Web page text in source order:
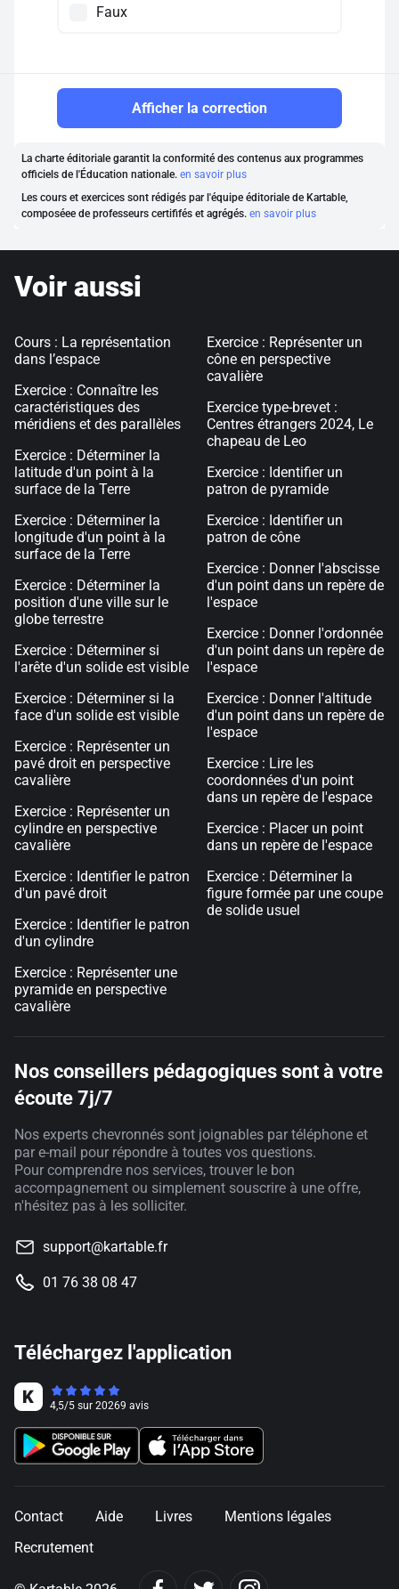
Faux
Afficher la correction
La charte éditoriale garantit la conformité des contenus aux programmes
officiels de l'Éducation nationale. en savoir plus
Les cours et exercices sont rédigés par l'équipe éditoriale de Kartable,
composéee de professeurs certififés et agrégés. en savoir plus
Voir aussi
Cours : La représentation
dans l’espace
Exercice : Connaître les
caractéristiques des
méridiens et des parallèles
Exercice : Déterminer la
latitude d'un point à la
surface de la Terre
Exercice : Déterminer la
longitude d'un point à la
surface de la Terre
Exercice : Déterminer la
position d'une ville sur le
globe terrestre
Exercice : Déterminer si
l'arête d'un solide est visible
Exercice : Déterminer si la
face d'un solide est visible
Exercice : Représenter un
pavé droit en perspective
cavalière
Exercice : Représenter un
cylindre en perspective
cavalière
Exercice : Identifier le patron
d'un pavé droit
Exercice : Identifier le patron
d'un cylindre
Exercice : Représenter une
pyramide en perspective
cavalière
Exercice : Représenter un
cône en perspective
cavalière
Exercice type-brevet :
Centres étrangers 2024, Le
chapeau de Leo
Exercice : Identifier un
patron de pyramide
Exercice : Identifier un
patron de cône
Exercice : Donner l'abscisse
d'un point dans un repère de
l'espace
Exercice : Donner l'ordonnée
d'un point dans un repère de
l'espace
Exercice : Donner l'altitude
d'un point dans un repère de
l'espace
Exercice : Lire les
coordonnées d'un point
dans un repère de l'espace
Exercice : Placer un point
dans un repère de l'espace
Exercice : Déterminer la
figure formée par une coupe
de solide usuel
Nos conseillers pédagogiques sont à votre
écoute 7j/7
Nos experts chevronnés sont joignables par téléphone et
par e-mail pour répondre à toutes vos questions.
Pour comprendre nos services, trouver le bon
accompagnement ou simplement souscrire à une offre,
n'hésitez pas à les solliciter.
support@kartable.fr
01 76 38 08 47
Téléchargez l'application
4,5/5 sur 20269 avis
Contact Aide Livres
Mentions légales
Recrutement